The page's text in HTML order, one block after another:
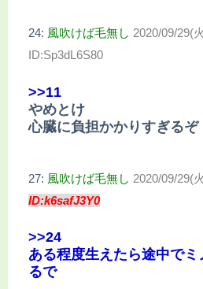
24: 風吹けば毛無し 2020/09/29(
ID:Sp3dL6S80
>>11
やめとけ
心臓に負担かかりすぎるぞ
27: 風吹けば毛無し 2020/09/29(
ID:k6safJ3Y0
>>24
ある程度生えたら途中でミ
るで